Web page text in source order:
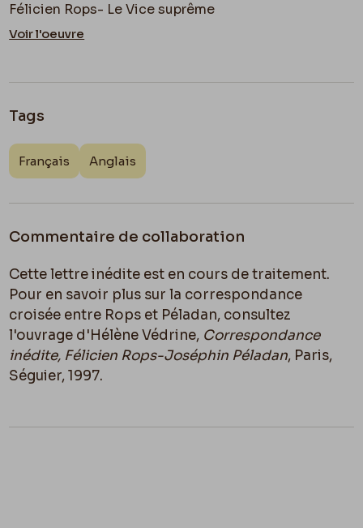
Félicien Rops- Le Vice suprême
Voir l'oeuvre
Tags
Français Anglais
Commentaire de collaboration
Cette lettre inédite est en cours de traitement.
Pour en savoir plus sur la correspondance
croisée entre Rops et Péladan, consultez
l'ouvrage d'Hélène Védrine, Correspondance
inédite, Félicien Rops-Joséphin Péladan, Paris,
Séguier, 1997.